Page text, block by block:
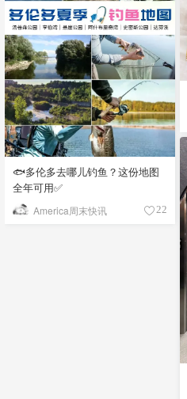
🐟多伦多去哪儿钓鱼？这份地图
全年可用✅
America周末快讯 22